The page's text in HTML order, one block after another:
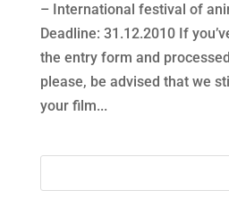
– International festival of
Deadline: 31.12.2010 If
the entry form and
please, be advised that we
your film...